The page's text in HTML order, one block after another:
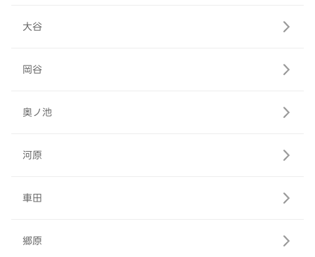
大谷
岡谷
奥ノ池
河原
車田
郷原